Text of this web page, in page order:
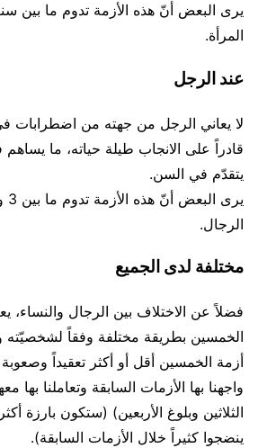
المرأة.
عند الرجل
لا يعاني الرجل من جهته من اضطرابات
قادراً على الانجاب طيلة حياته، ما
يتقدّم في السن.
الرجال.
مختلفة لدى الجميع
فضلاً عن الاختلاف بين الرجال
الخمسين بطريقة مختلفة وفقاً لشخصيّته
أزمة الخمسين أقل أو أكثر تعقيداً
واجهنا بها الأزمات السابقة وتعاملنا بها
الثلاثين وبلوغ الأربعين) (ستكون بارزة
ينضجوا كثيراً خلال الأزمات السابقة).